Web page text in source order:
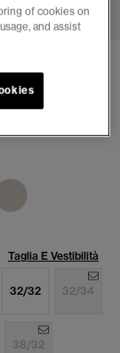
Taglia E Vestibilità
32/32 32/34
38/32
of cookies on
and assist